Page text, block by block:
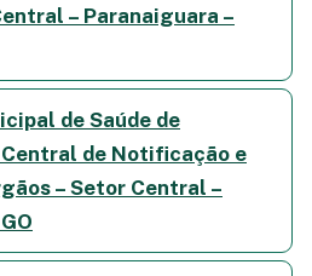
– Paranaiguara –
de Saúde de
de Notificação e
– Setor Central –